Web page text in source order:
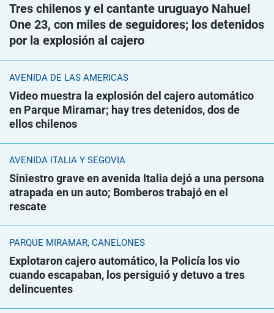
Tres chilenos y el cantante uruguayo Nahuel
One 23, con miles de seguidores; los detenidos
por la explosión al cajero
AVENIDA DE LAS AMÉRICAS
Video muestra la explosión del cajero automático
en Parque Miramar; hay tres detenidos, dos de
ellos chilenos
AVENIDA ITALIA Y SEGOVIA
Siniestro grave en avenida Italia dejó a una persona
atrapada en un auto; Bomberos trabajó en el
rescate
PARQUE MIRAMAR, CANELONES
Explotaron cajero automático, la Policía los vio
cuando escapaban, los persiguió y detuvo a tres
delincuentes